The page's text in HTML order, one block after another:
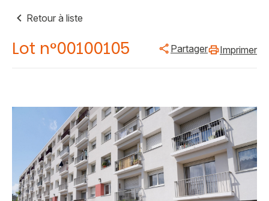
Retour à liste
Lot n°00100105 Partager Imprimer